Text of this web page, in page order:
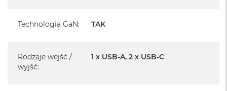
Technologia GaN: TAK
Rodzaje wejść /
wyjść:
1 x USB-A, 2 x USB-C